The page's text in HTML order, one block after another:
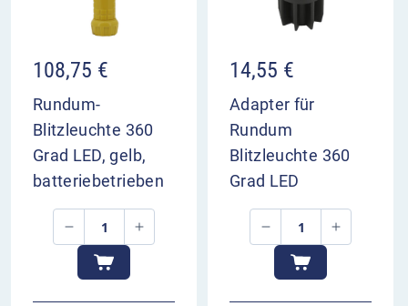
108,75 €
Rundum-
Blitzleuchte 360
Grad LED, gelb,
batteriebetrieben
14,55 €
Adapter für
Rundum
Blitzleuchte 360
Grad LED